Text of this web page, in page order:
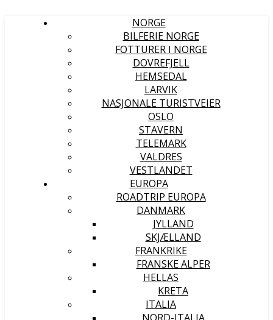
NORGE
BILFERIE NORGE
FOTTURER I NORGE
DOVREFJELL
HEMSEDAL
LARVIK
NASJONALE TURISTVEIER
OSLO
STAVERN
TELEMARK
VALDRES
VESTLANDET
EUROPA
ROADTRIP EUROPA
DANMARK
JYLLAND
SKJÆLLAND
FRANKRIKE
FRANSKE ALPER
HELLAS
KRETA
ITALIA